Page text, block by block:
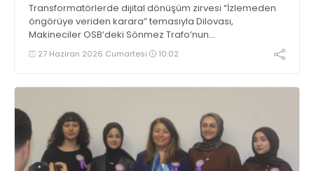
Transformatörlerde dijital dönüşüm zirvesi “İzlemeden
öngörüye veriden karara” temasıyla Dilovası,
Makineciler OSB’deki Sönmez Trafo’nun
sponsorluğunda 30 Haziran Salı günü Başiskele’de,
Wellborn Luxury Hotel’de gerçekleşecek
27 Haziran 2026 Cumartesi 10:02